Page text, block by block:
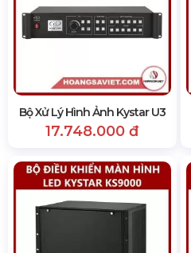
Bộ Xử Lý Hình Ảnh Kystar U3
17.748.000 đ